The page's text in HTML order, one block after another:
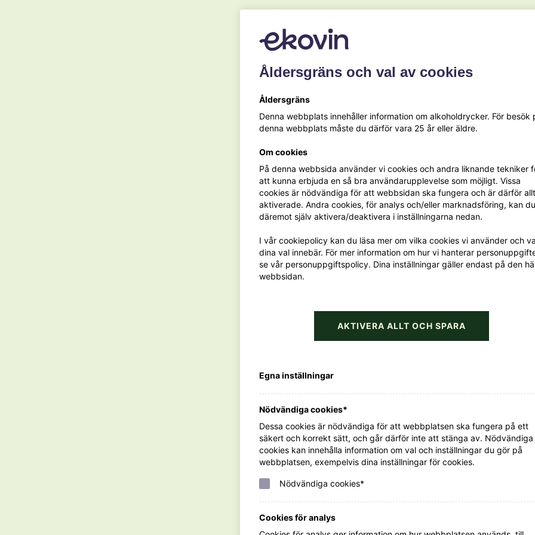
Recept
Sött
Åldersgräns och val av cookies
Åldersgräns
Denna webbplats innehåller information om alkoholdrycker. För besök
denna webbplats måste du därför vara 25 år eller äldre.
Om cookies
På denna webbsida använder vi cookies och andra liknande tekniker
att kunna erbjuda en så bra användarupplevelse som möjligt. Vissa
cookies är nödvändiga för att webbsidan ska fungera och är därför
aktiverade. Andra cookies, för analys och/eller marknadsföring, kan du
däremot själv aktivera/deaktivera i inställningarna nedan.
I vår cookiepolicy kan du läsa mer om vilka cookies vi använder och
dina val innebär. För mer information om hur vi hanterar
se vår personuppgiftspolicy. Dina inställningar gäller endast på den
webbsidan.
AKTIVERA ALLT OCH SPARA
Egna inställningar
Nödvändiga cookies*
Dessa cookies är nödvändiga för att webbplatsen ska fungera på ett
säkert och korrekt sätt, och går därför inte att stänga av. Nödvändiga
cookies kan innehålla information om val och inställningar du gör på
webbplatsen, exempelvis dina inställningar för cookies.
Nödvändiga cookies*
Cookies för analys